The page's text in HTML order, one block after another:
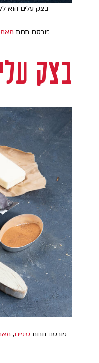
בצק עלים הוא
פורסם תחת
בצק
פורסם תחת טיפים,